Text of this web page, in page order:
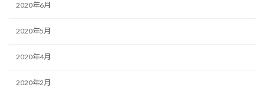
2020年6月
2020年5月
2020年4月
2020年2月